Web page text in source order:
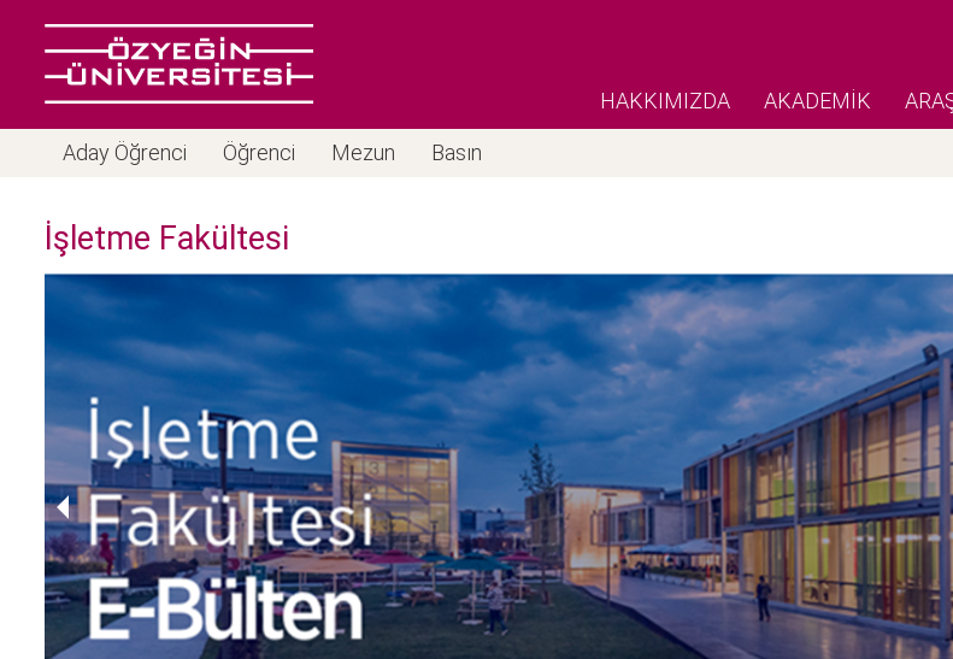
HAKKIMIZDA AKADEMİK
Aday Öğrenci Öğrenci Mezun Basın
İşletme Fakültesi